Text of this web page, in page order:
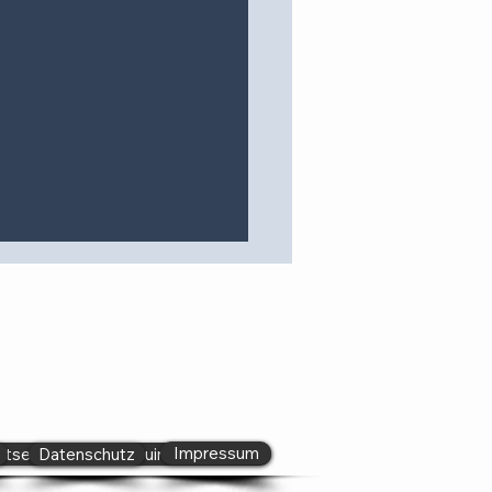
Hallenbad Duingen
Datenschutz Impressum